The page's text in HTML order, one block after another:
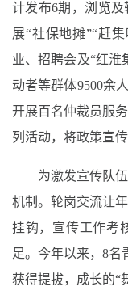
计发布6期，浏览
展“社保地摊”“赶
业、招聘会及“红淮
动者等群体9500余
开展百名仲裁员服
列活动，将政策宣
为激发宣传队
机制。轮岗交流让
挂钩，宣传工作考
足。今年以来，8名
获得提拔，成长的“